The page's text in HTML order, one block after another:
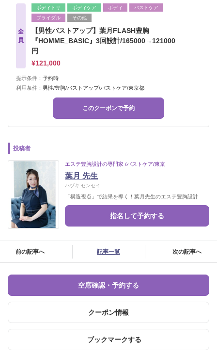
全
員
ボディトリ ボディケア ボディ
バストケア
ブライダル
その他
【男性バストアップ】葉月FLASH豊胸
『HOMME_BASIC』3回設計/165000→121000
円
¥121,000
提示条件： 予約時
利用条件： 男性/豊胸/バストアップ/バストケア/東京都
このクーポンで予約
投稿者
エステ豊胸設計の専門家 /バストケア/東京
葉月 先生
ハヅキ センセイ
「構造視点」で結果を導く！葉月先生のエステ豊胸設計
指名して予約する
前の記事へ 記事一覧 次の記事へ
空席確認・予約する
クーポン情報
ブックマークする